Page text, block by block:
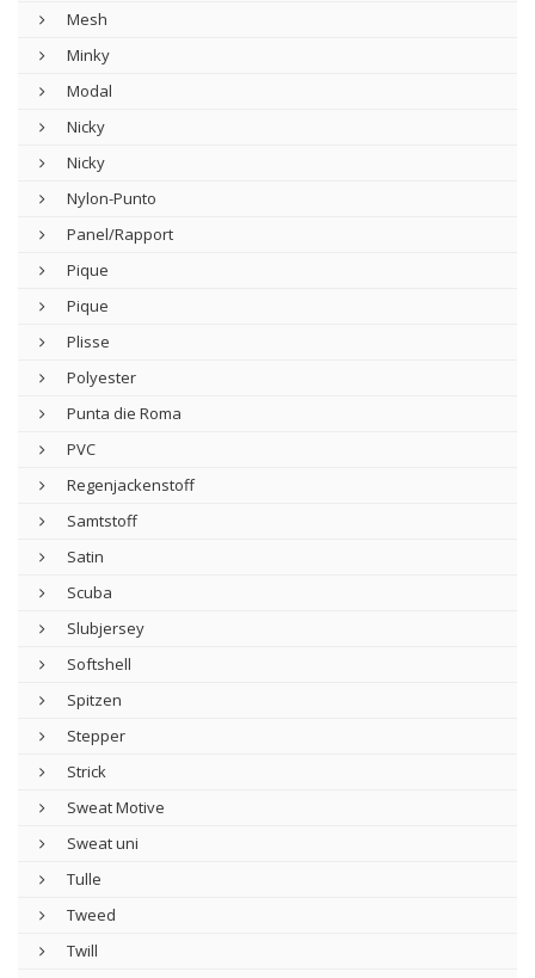
Mesh
Minky
Modal
Nicky
Nicky
Nylon-Punto
Panel/Rapport
Pique
Pique
Plisse
Polyester
Punta die Roma
PVC
Regenjackenstoff
Samtstoff
Satin
Scuba
Slubjersey
Softshell
Spitzen
Stepper
Strick
Sweat Motive
Sweat uni
Tulle
Tweed
Twill